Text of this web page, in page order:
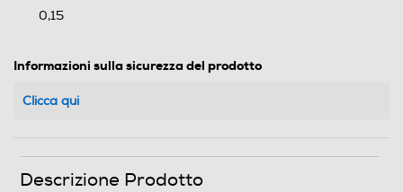
0,15
Informazioni sulla sicurezza del prodotto
Clicca qui
Descrizione Prodotto